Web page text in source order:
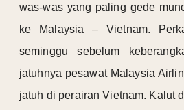
was-was yang paling gede
ke Malaysia – Vietnam.
seminggu sebelum
jatuhnya pesawat Malaysia
jatuh di perairan Vietnam. Kalut